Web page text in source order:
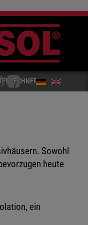
Sowohl
heute
ein